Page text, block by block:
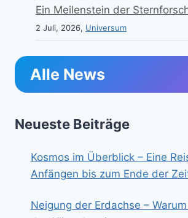
Ein Meilenstein der
2 Juli, 2026, Universum
Alle News
Neueste Beiträge
Kosmos im Überblick – Eine
Anfängen bis zum Ende der
Neigung der Erdachse –